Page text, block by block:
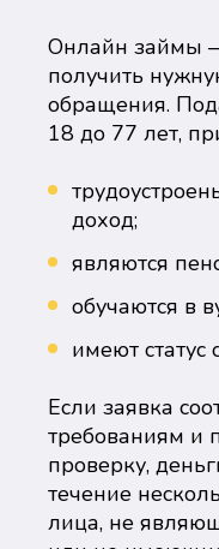
Онлайн займы
получить
обращения.
18 до 77 лет,
доход;
являются
обучаются в
имеют статус
Если заявка
требованиям и
проверку,
течение
лица, не